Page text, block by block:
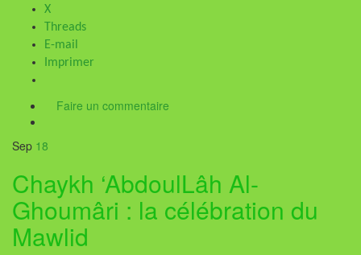
X
Threads
E-mail
Imprimer
Faire un commentaire
Sep 18
Chaykh ‘AbdoulLâh Al-
Ghoumâri : la célébration du
Mawlid